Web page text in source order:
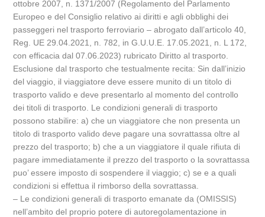
ottobre 2007, n. 1371/2007 (Regolamento del Parlamento
Europeo e del Consiglio relativo ai diritti e agli obblighi dei
passeggeri nel trasporto ferroviario – abrogato dall’articolo 40,
Reg. UE 29.04.2021, n. 782, in G.U.U.E. 17.05.2021, n. L 172,
con efficacia dal 07.06.2023) rubricato Diritto al trasporto.
Esclusione dal trasporto che testualmente recita: Sin dall’inizio
del viaggio, il viaggiatore deve essere munito di un titolo di
trasporto valido e deve presentarlo al momento del controllo
dei titoli di trasporto. Le condizioni generali di trasporto
possono stabilire: a) che un viaggiatore che non presenta un
titolo di trasporto valido deve pagare una sovrattassa oltre al
prezzo del trasporto; b) che a un viaggiatore il quale rifiuta di
pagare immediatamente il prezzo del trasporto o la sovrattassa
puo’ essere imposto di sospendere il viaggio; c) se e a quali
condizioni si effettua il rimborso della sovrattassa.
– Le condizioni generali di trasporto emanate da (OMISSIS)
nell’ambito del proprio potere di autoregolamentazione in